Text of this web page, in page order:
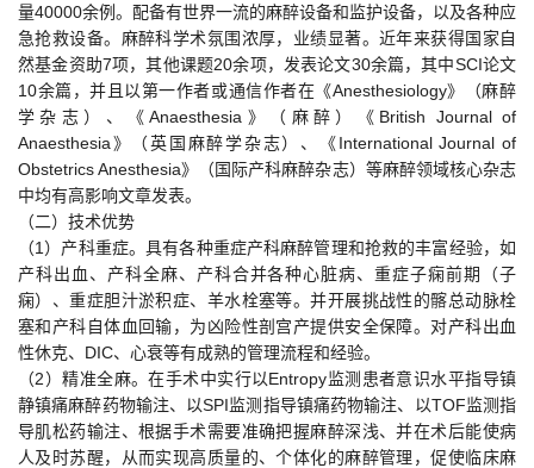
量40000余例。配备有世界一流的麻醉设备和监护设备，以及各种应
急抢救设备。麻醉科学术氛围浓厚，业绩显著。近年来获得国家自
然基金资助7项，其他课题20余项，发表论文30余篇，其中SCI论文
10余篇，并且以第一作者或通信作者在《Anesthesiology》（麻醉
学杂志）、《Anaesthesia》（麻醉）《British Journal of
Anaesthesia》（英国麻醉学杂志）、《International Journal of
Obstetrics Anesthesia》（国际产科麻醉杂志）等麻醉领域核心杂志
中均有高影响文章发表。
（二）技术优势
（1）产科重症。具有各种重症产科麻醉管理和抢救的丰富经验，如
产科出血、产科全麻、产科合并各种心脏病、重症子痫前期（子
痫）、重症胆汁淤积症、羊水栓塞等。并开展挑战性的髂总动脉栓
塞和产科自体血回输，为凶险性剖宫产提供安全保障。对产科出血
性休克、DIC、心衰等有成熟的管理流程和经验。
（2）精准全麻。在手术中实行以Entropy监测患者意识水平指导镇
静镇痛麻醉药物输注、以SPI监测指导镇痛药物输注、以TOF监测指
导肌松药输注、根据手术需要准确把握麻醉深浅、并在术后能使病
人及时苏醒，从而实现高质量的、个体化的麻醉管理，促使临床麻